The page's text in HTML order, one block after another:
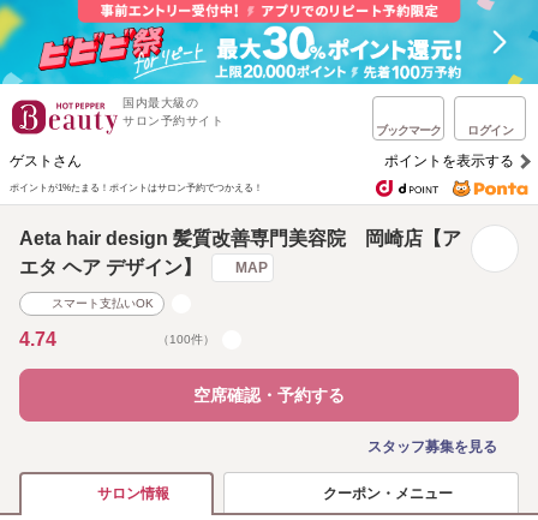
国内最大級の
サロン予約サイト
ブックマーク ログイン
ゲストさん ポイントを表示する
ポイントが1%たまる！ ポイントはサロン予約でつかえる！
Aeta hair design 髪質改善専門美容院 岡崎店【ア
エタ ヘア デザイン】
MAP
スマート支払いOK
4.74 （100件）
空席確認・予約する
スタッフ募集を見る
サロン情報 クーポン・メニュー